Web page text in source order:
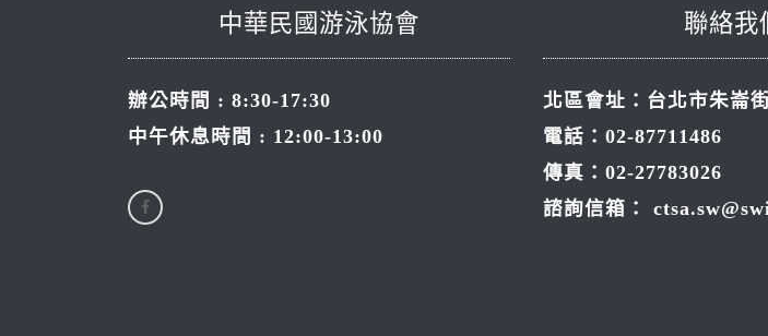
中華民國游泳協會
辦公時間 : 8:30-17:30
中午休息時間 : 12:00-13:00
聯絡我
北區會址：台北市朱崙
電話：02-87711486
傳真：02-27783026
諮詢信箱：